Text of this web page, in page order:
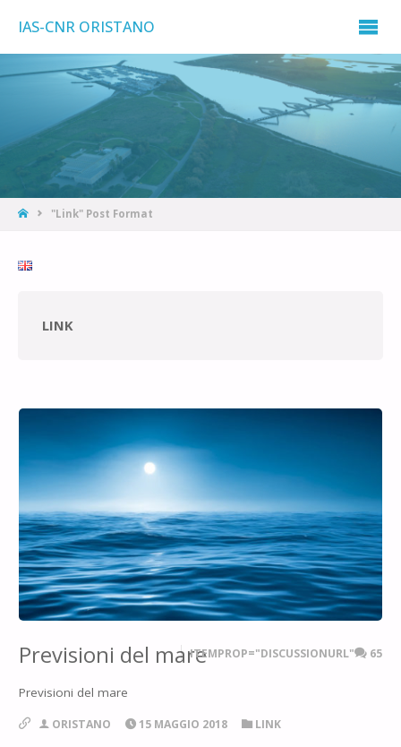
IAS-CNR ORISTANO
"Link" Post Format
LINK
Previsioni del mareITEMPROP="DISCUSSIONURL" 65
Previsioni del mare
ORISTANO 15 MAGGIO 2018 LINK